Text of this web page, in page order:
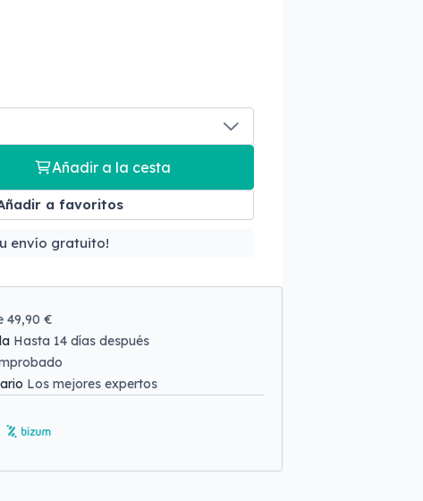
Añadir a la cesta
a favoritos
envío gratuito!
49,90 €
Hasta 14 días después
Los mejores expertos